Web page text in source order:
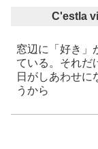
C'estla
窓辺に「好き」
ている。それだ
日がしあわせに
うから